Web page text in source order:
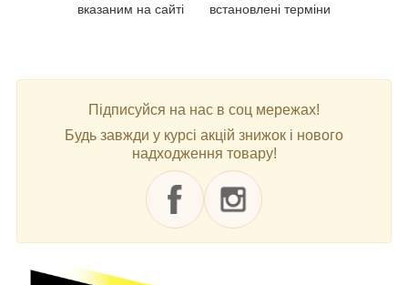
вказаним на сайті
встановлені терміни
Підписуйся на нас в соц мережах!
Будь завжди у курсі акцій знижок і нового
надходження товару!